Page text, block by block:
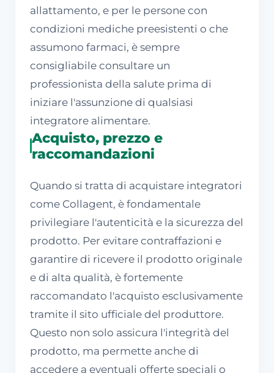
allattamento, e per le persone con
condizioni mediche preesistenti o che
assumono farmaci, è sempre
consigliabile consultare un
professionista della salute prima di
iniziare l'assunzione di qualsiasi
integratore alimentare.
Acquisto, prezzo e
raccomandazioni
Quando si tratta di acquistare integratori
come Collagent, è fondamentale
privilegiare l'autenticità e la sicurezza del
prodotto. Per evitare contraffazioni e
garantire di ricevere il prodotto originale
e di alta qualità, è fortemente
raccomandato l'acquisto esclusivamente
tramite il sito ufficiale del produttore.
Questo non solo assicura l'integrità del
prodotto, ma permette anche di
accedere a eventuali offerte speciali o